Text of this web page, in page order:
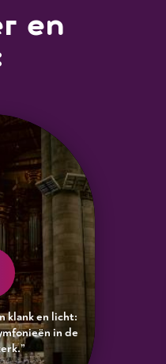
en
klank en licht:
in de